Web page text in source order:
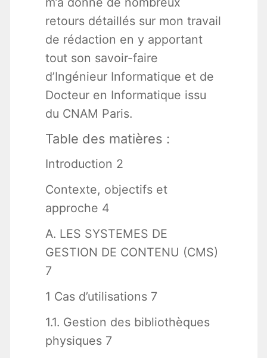
retours détaillés sur mon travail
de rédaction en y apportant
tout son savoir-faire
d’Ingénieur Informatique et de
Docteur en Informatique issu
du CNAM Paris.
Table des matières :
Introduction 2
Contexte, objectifs et
approche 4
A. LES SYSTEMES DE
GESTION DE CONTENU (CMS)
7
1 Cas d’utilisations 7
1.1. Gestion des bibliothèques
physiques 7